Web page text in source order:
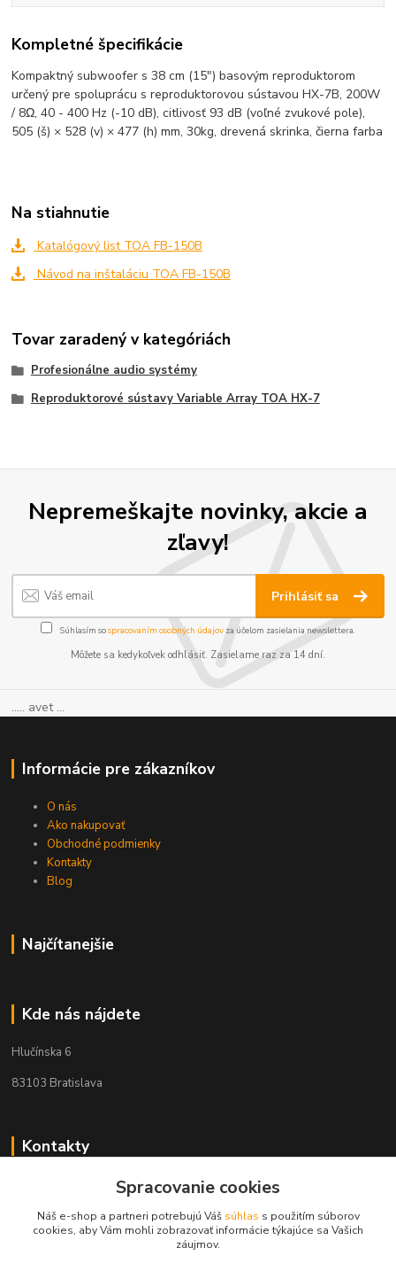
Kompletné špecifikácie
Kompaktný subwoofer s 38 cm (15") basovým reproduktorom
určený pre spoluprácu s reproduktorovou sústavou HX-7B, 200W
/ 8Ω, 40 - 400 Hz (-10 dB), citlivosť 93 dB (voľné zvukové pole),
505 (š) × 528 (v) × 477 (h) mm, 30kg, drevená skrinka, čierna farba
Na stiahnutie
Katalógový list TOA FB-150B
Návod na inštaláciu TOA FB-150B
Tovar zaradený v kategóriách
Profesionálne audio systémy
Reproduktorové sústavy Variable Array TOA HX-7
Nepremeškajte novinky, akcie a
zľavy!
Prihlásiť sa
Súhlasím sospracovaním osobných údajov za účelom zasielania newslettera.
Môžete sa kedykoľvek odhlásiť. Zasielame raz za 14 dní.
..... avet ...
Informácie pre zákazníkov
O nás
Ako nakupovať
Obchodné podmienky
Kontakty
Blog
Najčítanejšie
Kde nás nájdete
Hlučínska 6
83103 Bratislava
Kontakty
+421 908 678 479
info@audiovideoshop.sk
Spracovanie cookies
Náš e-shop a partneri potrebujú Váš súhlas s použitím súborov
cookies, aby Vám mohli zobrazovať informácie týkajúce sa Vašich
záujmov.